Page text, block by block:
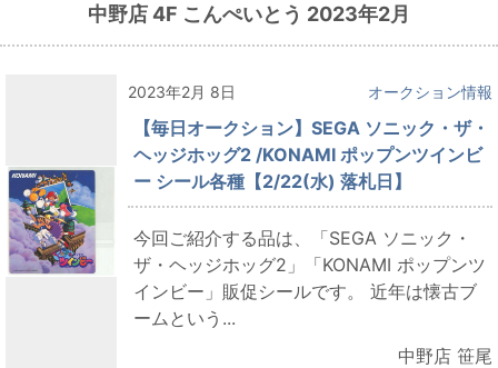
中野店 4F こんぺいとう 2023年2月
2023年2月 8日 オークション情報
【毎日オークション】SEGA ソニック・ザ・
ヘッジホッグ2 /KONAMI ポップンツインビ
ー シール各種【2/22(水) 落札日】
今回ご紹介する品は、「SEGA ソニック・
ザ・ヘッジホッグ2」「KONAMI ポップンツ
インビー」販促シールです。 近年は懐古ブ
ームという...
中野店 笹尾